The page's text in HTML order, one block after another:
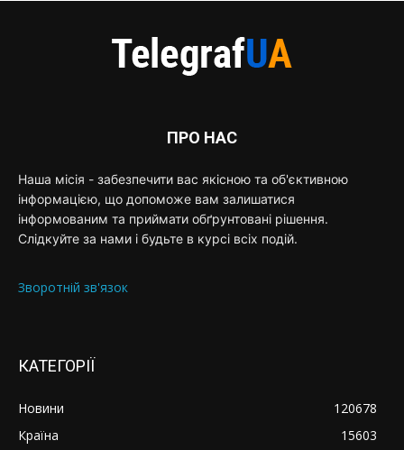
ПРО НАС
Наша місія - забезпечити вас якісною та об'єктивною
інформацією, що допоможе вам залишатися
інформованим та приймати обґрунтовані рішення.
Слідкуйте за нами і будьте в курсі всіх подій.
Зворотній зв'язок
КАТЕГОРІЇ
Новини
120678
Країна
15603